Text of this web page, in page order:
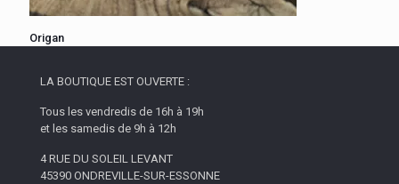
Origan
LA BOUTIQUE EST OUVERTE :
Tous les vendredis de 16h à 19h
et les samedis de 9h à 12h
4 RUE DU SOLEIL LEVANT
45390 ONDREVILLE-SUR-ESSONNE